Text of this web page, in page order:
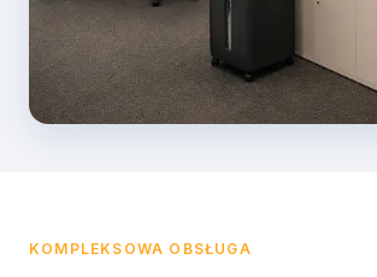
KOMPLEKSOWA OBSŁUGA